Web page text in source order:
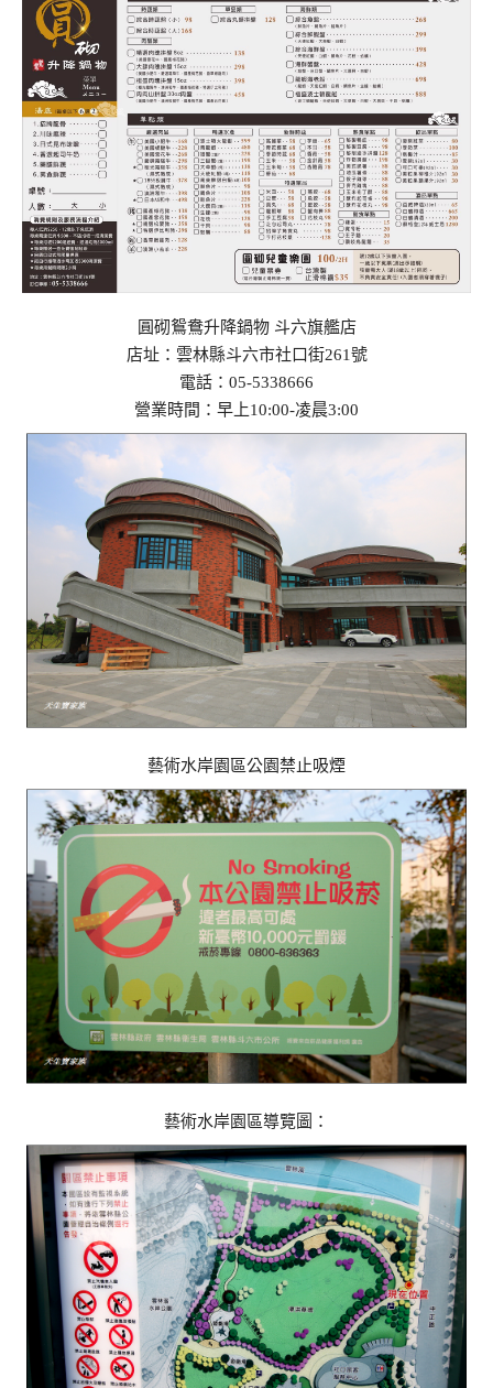
圓砌鴛鴦升降鍋物 斗六旗艦店
店址：雲林縣斗六市社口街261號
電話：05-5338666
營業時間：早上10:00-凌晨3:00
藝術水岸園區公園禁止吸煙
藝術水岸園區導覽圖：